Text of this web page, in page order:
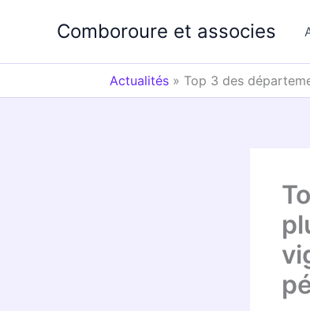
Comboroure et associes
Actualités» Top 3 des